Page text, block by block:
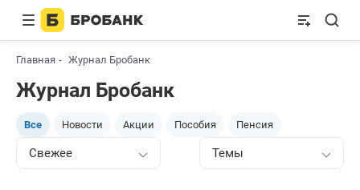
Главная Журнал Бробанк
Журнал Бробанк
Все Новости Акции Пособия Пенсия
Свежее Темы